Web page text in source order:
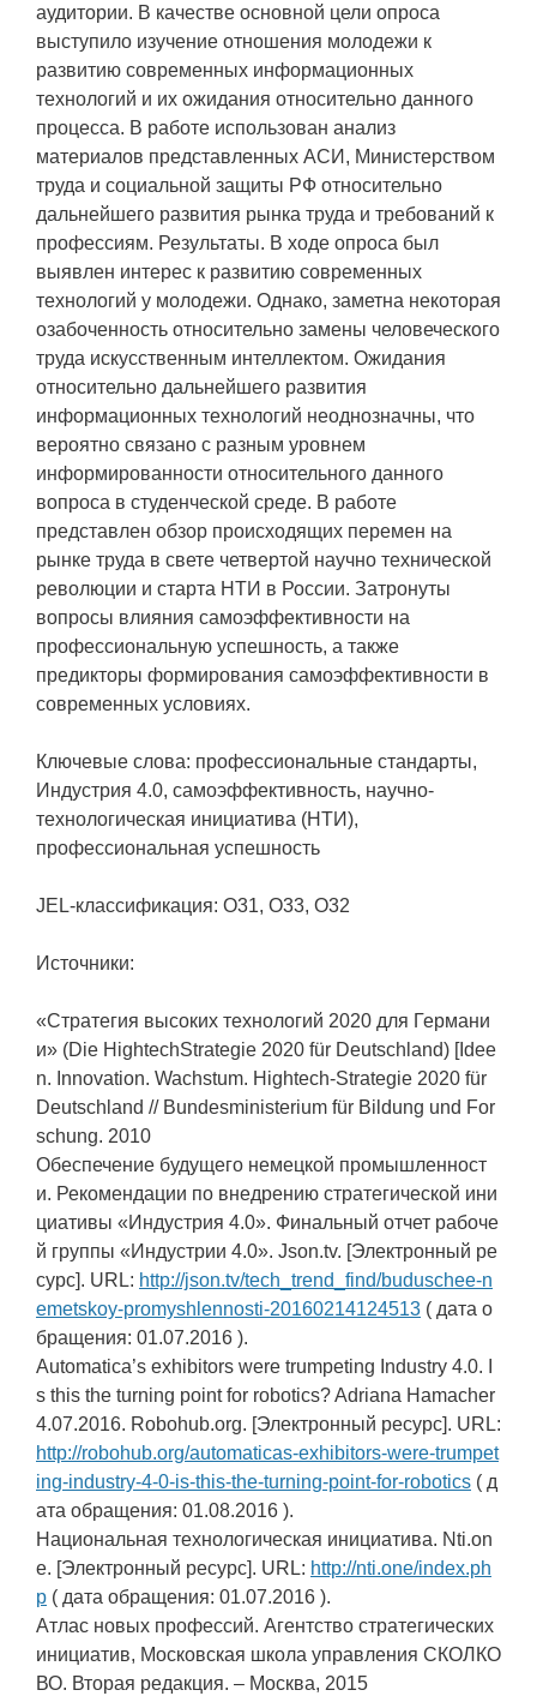
аудитории. В качестве основной цели опроса
выступило изучение отношения молодежи к
развитию современных информационных
технологий и их ожидания относительно данного
процесса. В работе использован анализ
материалов представленных АСИ, Министерством
труда и социальной защиты РФ относительно
дальнейшего развития рынка труда и требований к
профессиям. Результаты. В ходе опроса был
выявлен интерес к развитию современных
технологий у молодежи. Однако, заметна некоторая
озабоченность относительно замены человеческого
труда искусственным интеллектом. Ожидания
относительно дальнейшего развития
информационных технологий неоднозначны, что
вероятно связано с разным уровнем
информированности относительного данного
вопроса в студенческой среде. В работе
представлен обзор происходящих перемен на
рынке труда в свете четвертой научно технической
революции и старта НТИ в России. Затронуты
вопросы влияния самоэффективности на
профессиональную успешность, а также
предикторы формирования самоэффективности в
современных условиях.
Ключевые слова: профессиональные стандарты,
Индустрия 4.0, самоэффективность, научно-
технологическая инициатива (НТИ),
профессиональная успешность
JEL-классификация: O31, O33, O32
Источники:
«Стратегия высоких технологий 2020 для Германи
и» (Die HightechStrategie 2020 für Deutschland) [Idee
n. Innovation. Wachstum. Hightech-Strategie 2020 für
Deutschland // Bundesministerium für Bildung und For
schung. 2010
Обеспечение будущего немецкой промышленност
и. Рекомендации по внедрению стратегической ини
циативы «Индустрия 4.0». Финальный отчет рабоче
й группы «Индустрии 4.0». Json.tv. [Электронный ре
сурс]. URL: http://json.tv/tech_trend_find/buduschee-n
emetskoy-promyshlennosti-20160214124513 ( дата о
бращения: 01.07.2016 ).
Automatica’s exhibitors were trumpeting Industry 4.0. I
s this the turning point for robotics? Adriana Hamacher
4.07.2016. Robohub.org. [Электронный ресурс]. URL:
http://robohub.org/automaticas-exhibitors-were-trumpet
ing-industry-4-0-is-this-the-turning-point-for-robotics ( д
ата обращения: 01.08.2016 ).
Национальная технологическая инициатива. Nti.on
e. [Электронный ресурс]. URL: http://nti.one/index.ph
p ( дата обращения: 01.07.2016 ).
Атлас новых профессий. Агентство стратегических
инициатив, Московская школа управления СКОЛКО
ВО. Вторая редакция. – Москва, 2015